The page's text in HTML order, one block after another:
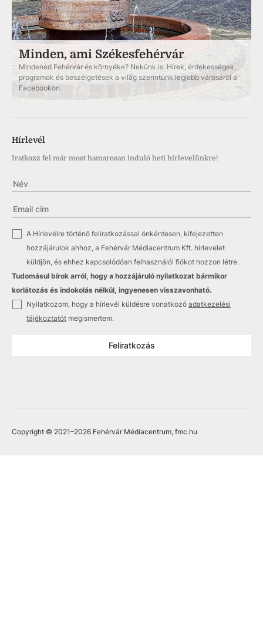
Minden, ami Székesfehérvár
Mindened Fehérvár és környéke? Nekünk is. Hírek, érdekességek,
programok és beszélgetések a világ szerintünk legjobb városáról a
Facebookon.
Hírlevél
Iratkozz fel már most hamarosan induló heti hírlevelünkre!
✓
A Hírlevélre történő feliratkozással önkéntesen, kifejezetten
hozzájárulok ahhoz, a Fehérvár Médiacentrum Kft. hírlevelet
küldjön, és ehhez kapcsolódóan felhasználói fiókot hozzon létre.
Tudomásul bírok arról, hogy a hozzájáruló nyilatkozat bármikor
korlátozás és indokolás nélkül, ingyenesen visszavonható.
✓ Nyilatkozom, hogy a hírlevél küldésre vonatkozó adatkezelési
tájékoztatót megismertem.
Feliratkozás
Copyright © 2021–2026 Fehérvár Médiacentrum, fmc.hu